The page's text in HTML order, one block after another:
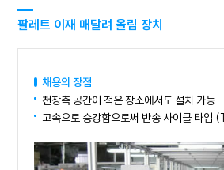
팔레트 이재 매달려 올림 장치
채용의 장점
천장측 공간이 적은 장소에서도 설치 가능
고속으로 승강함으로써 반송 사이클 타임